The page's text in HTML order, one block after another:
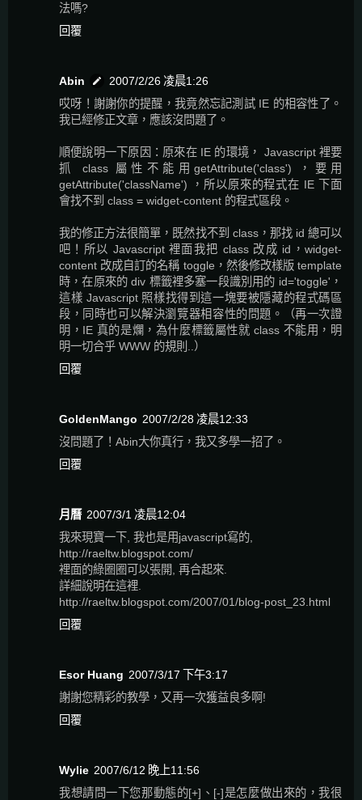
法嗎?
回覆
Abin
2007/2/26 凌晨1:26
哎呀！謝謝你的提醒，我竟然忘記測試 IE 的相容性了。
我已經修正文章，應該沒問題了。
順便說明一下原因：原來在 IE 的環境， Javascript 裡要
抓 class 屬性不能用getAttribute('class') ，要用
getAttribute('className') ，所以原來的程式在 IE 下面
會找不到 class = widget-content 的程式區段。
我的修正方法很簡單，既然找不到 class，那找 id 總可以
吧！所以 Javascript 裡面我把 class 改成 id，widget-
content 改成自訂的名稱 toggle，然後修改樣版 template
時，在原來的 div 標籤裡多塞一段識別用的 id='toggle'，
這樣 Javascript 照樣找得到這一塊要被隱藏的程式碼區
段，同時也可以解決瀏覽器相容性的問題。（再一次證
明，IE 真的是爛，為什麼標籤屬性就 class 不能用，明
明一切合乎 WWW 的規則..）
回覆
GoldenMango 2007/2/28 凌晨12:33
沒問題了！Abin大你真行，我又多學一招了。
回覆
月曆 2007/3/1 凌晨12:04
我來現寶一下, 我也是用javascript寫的,
http://raeltw.blogspot.com/
裡面的綠圈圈可以張開, 再合起來.
詳細說明在這裡.
http://raeltw.blogspot.com/2007/01/blog-post_23.html
回覆
Esor Huang 2007/3/17 下午3:17
謝謝您精彩的教學，又再一次獲益良多啊!
回覆
Wylie 2007/6/12 晚上11:56
我想請問一下您那動態的[+]、[-]是怎麼做出來的，我很